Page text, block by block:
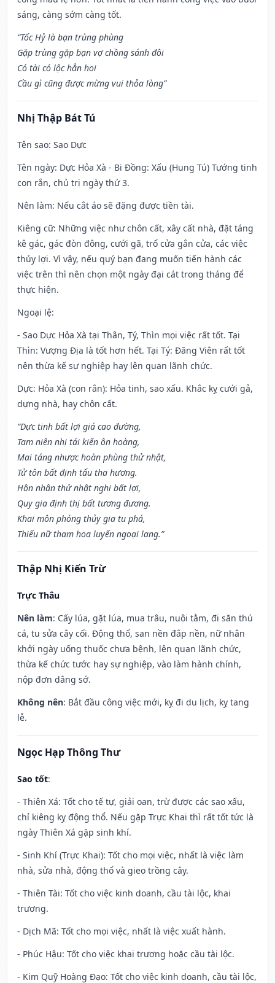
sáng, càng sớm càng tốt.
“Tốc Hỷ là bạn trùng phùng
Gặp trùng gặp bạn vợ chồng sánh đôi
Có tài có lộc hẳn hoi
Cầu gì cũng được mừng vui thỏa lòng”
Nhị Thập Bát Tú
Tên sao: Sao Dực
Tên ngày: Dực Hỏa Xà - Bi Đồng: Xấu (Hung Tú) Tướng tinh
con rắn, chủ trị ngày thứ 3.
Nên làm: Nếu cắt áo sẽ đặng được tiền tài.
Kiêng cữ: Những việc như chôn cất, xây cất nhà, đặt táng
kê gác, gác đòn đông, cưới gã, trổ cửa gắn cửa, các việc
thủy lợi. Vì vậy, nếu quý bạn đang muốn tiến hành các
việc trên thì nên chọn một ngày đại cát trong tháng để
thực hiện.
Ngoại lệ:
- Sao Dực Hỏa Xà tại Thân, Tý, Thìn mọi việc rất tốt. Tại
Thìn: Vượng Địa là tốt hơn hết. Tại Tý: Đăng Viên rất tốt
nên thừa kế sự nghiệp hay lên quan lãnh chức.
Dực: Hỏa Xà (con rắn): Hỏa tinh, sao xấu. Khắc kỵ cưới gả,
dựng nhà, hay chôn cất.
“Dực tinh bất lợi giá cao đường,
Tam niên nhị tái kiến ôn hoàng,
Mai táng nhược hoàn phùng thử nhật,
Tử tôn bất định tẩu tha hương.
Hôn nhân thử nhật nghi bất lợi,
Quy gia định thị bất tương đương.
Khai môn phóng thủy gia tu phá,
Thiếu nữ tham hoa luyến ngoại lang.”
Thập Nhị Kiến Trừ
Trực Thâu
Nên làm: Cấy lúa, gặt lúa, mua trâu, nuôi tằm, đi săn thú
cá, tu sửa cây cối. Động thổ, san nền đắp nền, nữ nhân
khởi ngày uống thuốc chưa bệnh, lên quan lãnh chức,
thừa kế chức tước hay sự nghiệp, vào làm hành chính,
nộp đơn dâng sớ.
Không nên: Bắt đầu công việc mới, kỵ đi du lịch, kỵ tang
lễ.
Ngọc Hạp Thông Thư
Sao tốt:
- Thiên Xá: Tốt cho tế tự, giải oan, trừ được các sao xấu,
chỉ kiêng kỵ động thổ. Nếu gặp Trực Khai thì rất tốt tức là
ngày Thiên Xá gặp sinh khí.
- Sinh Khí (Trực Khai): Tốt cho mọi việc, nhất là việc làm
nhà, sửa nhà, động thổ và gieo trồng cây.
- Thiên Tài: Tốt cho việc kinh doanh, cầu tài lộc, khai
trương.
- Dịch Mã: Tốt cho mọi việc, nhất là việc xuất hành.
- Phúc Hậu: Tốt cho việc khai trương hoặc cầu tài lộc.
- Kim Quỹ Hoàng Đạo: Tốt cho việc kinh doanh, cầu tài lộc,